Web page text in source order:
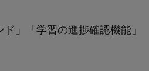
」「学習の進捗確認機能」